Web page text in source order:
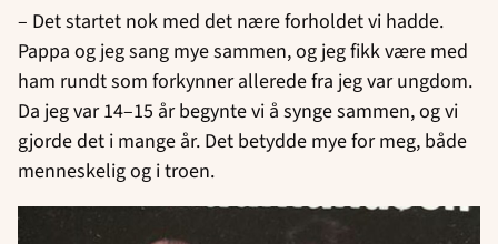
– Det startet nok med det nære forholdet vi hadde.
Pappa og jeg sang mye sammen, og jeg fikk være med
ham rundt som forkynner allerede fra jeg var ungdom.
Da jeg var 14–15 år begynte vi å synge sammen, og vi
gjorde det i mange år. Det betydde mye for meg, både
menneskelig og i troen.